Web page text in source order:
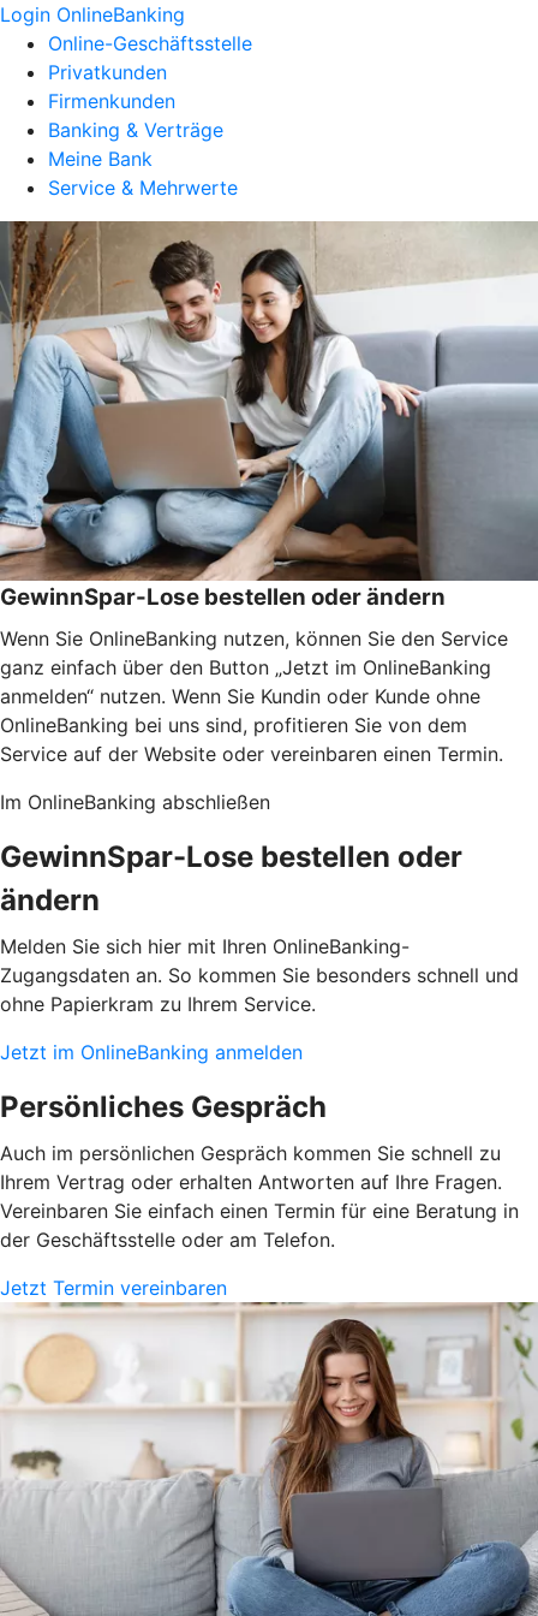
Login OnlineBanking
Online-Geschäftsstelle
Privatkunden
Firmenkunden
Banking & Verträge
Meine Bank
Service & Mehrwerte
GewinnSpar-Lose bestellen oder ändern
Wenn Sie OnlineBanking nutzen, können Sie den Service
ganz einfach über den Button „Jetzt im OnlineBanking
anmelden“ nutzen. Wenn Sie Kundin oder Kunde ohne
OnlineBanking bei uns sind, profitieren Sie von dem
Service auf der Website oder vereinbaren einen Termin.
Im OnlineBanking abschließen
GewinnSpar-Lose bestellen oder
ändern
Melden Sie sich hier mit Ihren OnlineBanking-
Zugangsdaten an. So kommen Sie besonders schnell und
ohne Papierkram zu Ihrem Service.
Jetzt im OnlineBanking anmelden
Persönliches Gespräch
Auch im persönlichen Gespräch kommen Sie schnell zu
Ihrem Vertrag oder erhalten Antworten auf Ihre Fragen.
Vereinbaren Sie einfach einen Termin für eine Beratung in
der Geschäftsstelle oder am Telefon.
Jetzt Termin vereinbaren